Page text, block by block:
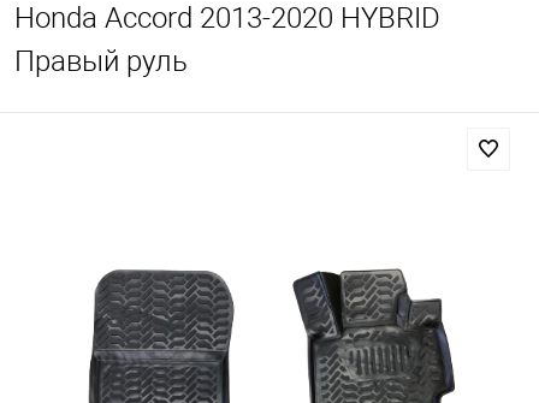
Honda Accord 2013-2020 HYBRID
Правый руль